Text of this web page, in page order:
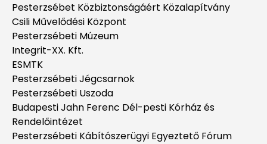
Pesterzsébet Közbiztonságáért Közalapítvány
Csili Művelődési Központ
Pesterzsébeti Múzeum
Integrit-XX. Kft.
ESMTK
Pesterzsébeti Jégcsarnok
Pesterzsébeti Uszoda
Budapesti Jahn Ferenc Dél-pesti Kórház és
Rendelőintézet
Pesterzsébeti Kábítószerügyi Egyeztető Fórum